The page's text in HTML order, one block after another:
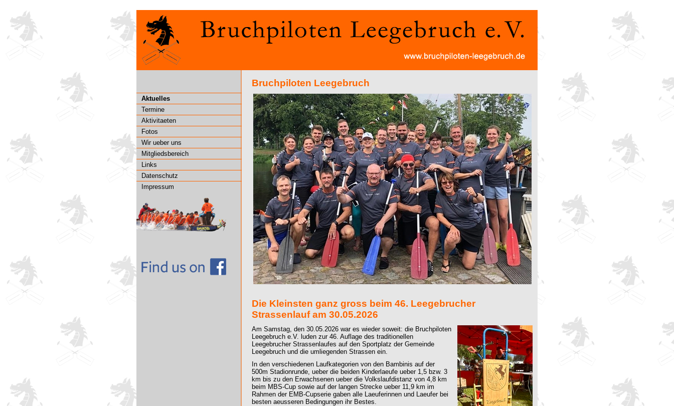
Bruchpiloten Leegebruch
Die Kleinsten ganz gross beim 46. Leegebrucher
Strassenlauf am 30.05.2026
Am Samstag, den 30.05.2026 war es wieder soweit: die Bruchpiloten
Leegebruch e.V. luden zur 46. Auflage des traditionellen
Leegebrucher Strassenlaufes auf den Sportplatz der Gemeinde
Leegebruch und die umliegenden Strassen ein.
In den verschiedenen Laufkategorien von den Bambinis auf der
500m Stadionrunde, ueber die beiden Kinderlaeufe ueber 1,5 bzw. 3
km bis zu den Erwachsenen ueber die Volkslaufdistanz von 4,8 km
beim MBS-Cup sowie auf der langen Strecke ueber 11,9 km im
Rahmen der EMB-Cupserie gaben alle Laeuferinnen und Laeufer bei
besten aeusseren Bedingungen ihr Bestes.
Aktuelles
Termine
Aktivitaeten
Fotos
Wir ueber uns
Mitgliedsbereich
Links
Datenschutz
Impressum